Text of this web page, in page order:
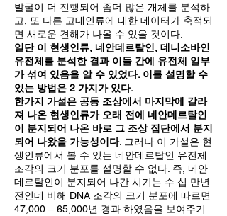
발굴이 더 진행되어 좀더 많은 개체를 분석하
고, 또 다른 고대인류에 대한 데이터가 축적되
면 새로운 견해가 나올 수 있을 것이다.
일단 이 현생인류, 네안데르탈인, 데니소바인
유전체를 분석한 결과 이들 간에 유전체 일부
가 섞여 있음을 알 수 있었다. 이를 설명할 수
있는 방법은 2 가지가 있다.
한가지 가설은 공동 조상에서 마지막에 갈라
져 나온 현생인류가 오래 전에 네안데르탈인
이 분지되어 나온 바로 그 조상 집단에서 분지
되어 나왔을 가능성이다. 그러나 이 가설은 현
생인류에서 볼 수 있는 네안데르탈인 유전체
조각의 크기 분포를 설명할 수 없다. 즉, 네안
데르탈인이 분지되어 나간 시기는 수 십 만년
전인데 비해 DNA 조각의 크기 분포에 따르면
47,000 – 65,000년 경과 하였음을 보여주기